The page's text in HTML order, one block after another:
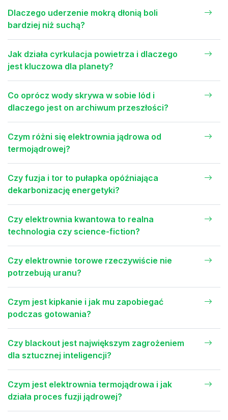
Dlaczego uderzenie mokrą dłonią boli
bardziej niż suchą?
Jak działa cyrkulacja powietrza i dlaczego
jest kluczowa dla planety?
Co oprócz wody skrywa w sobie lód i
dlaczego jest on archiwum przeszłości?
Czym różni się elektrownia jądrowa od
termojądrowej?
Czy fuzja i tor to pułapka opóźniająca
dekarbonizację energetyki?
Czy elektrownia kwantowa to realna
technologia czy science-fiction?
Czy elektrownie torowe rzeczywiście nie
potrzebują uranu?
Czym jest kipkanie i jak mu zapobiegać
podczas gotowania?
Czy blackout jest największym zagrożeniem
dla sztucznej inteligencji?
Czym jest elektrownia termojądrowa i jak
działa proces fuzji jądrowej?